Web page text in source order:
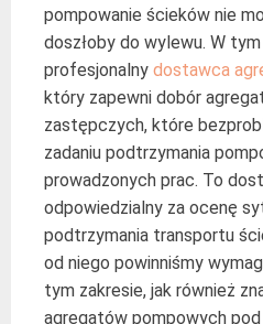
pompowanie ścieków nie
doszłoby do wylewu. W
profesjonalny dostawca
który zapewni dobór
zastępczych, które
zadaniu podtrzymania
prowadzonych prac. To
odpowiedzialny za ocenę
podtrzymania transportu
od niego powinniśmy
tym zakresie, jak również
agregatów pompowych